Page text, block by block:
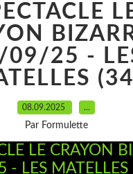
09/25 -
08.09.2025 …
Par Formulette